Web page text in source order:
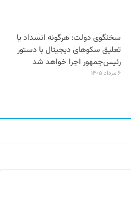
سخنگوی دولت: هرگونه انسداد یا
تعلیق سکوهای دیجیتال با دستور
رئیس‌جمهور اجرا خواهد شد
۶ مرداد ۱۴۰۵